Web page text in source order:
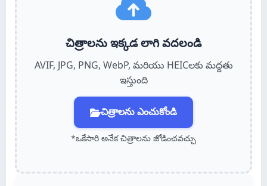
Nederlands
Norsk bokmål
చిత్రాలను ఇక్కడ లాగి వదలండి
AVIF, JPG, PNG, WebP, మరియు HEICలకు మద్దతు
ఇస్తుంది
చిత్రాలను ఎంచుకోండి
*ఒకేసారి అనేక చిత్రాలను జోడించవచ్చు